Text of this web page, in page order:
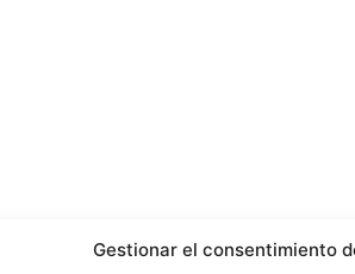
Gestionar el consentimiento